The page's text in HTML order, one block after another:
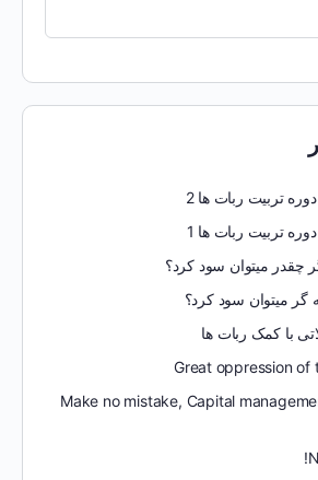
تربیت ربات ها 2
تربیت ربات ها 1
چقدر میتوان سود کرد؟
گر میتوان سود کرد؟
با کمک ربات ها
Great oppression of
Make no mistake, Capital